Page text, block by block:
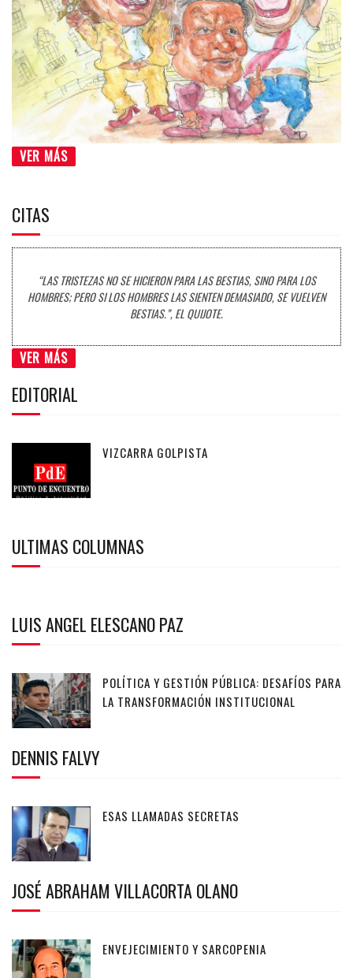
VER MÁS
CITAS
“LAS TRISTEZAS NO SE HICIERON PARA LAS BESTIAS, SINO PARA LOS
HOMBRES; PERO SI LOS HOMBRES LAS SIENTEN DEMASIADO, SE VUELVEN
BESTIAS.”, EL QUIJOTE.
VER MÁS
EDITORIAL
VIZCARRA GOLPISTA
ULTIMAS COLUMNAS
LUIS ANGEL ELESCANO PAZ
POLÍTICA Y GESTIÓN PÚBLICA: DESAFÍOS PARA
LA TRANSFORMACIÓN INSTITUCIONAL
DENNIS FALVY
ESAS LLAMADAS SECRETAS
JOSÉ ABRAHAM VILLACORTA OLANO
ENVEJECIMIENTO Y SARCOPENIA